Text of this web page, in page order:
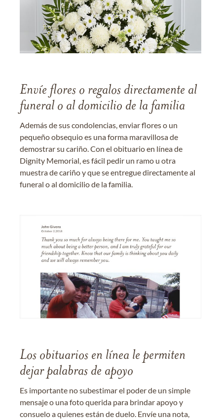
Envíe flores o regalos directamente al
funeral o al domicilio de la familia
Además de sus condolencias, enviar flores o un
pequeño obsequio es una forma maravillosa de
demostrar su cariño. Con el obituario en línea de
Dignity Memorial, es fácil pedir un ramo u otra
muestra de cariño y que se entregue directamente al
funeral o al domicilio de la familia.
Los obituarios en línea le permiten
dejar palabras de apoyo
Es importante no subestimar el poder de un simple
mensaje o una foto querida para brindar apoyo y
consuelo a quienes están de duelo. Envíe una nota,